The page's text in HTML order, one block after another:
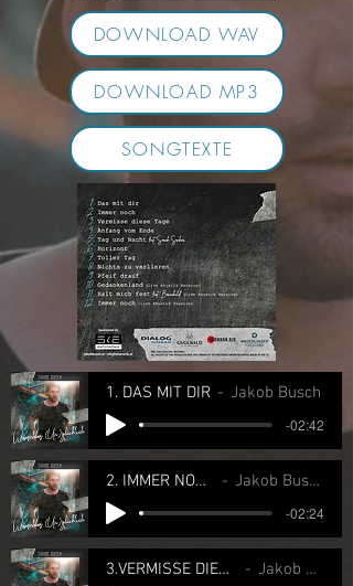
DOWNLOAD WAV
DOWNLOAD MP3
SONGTEXTE
1. DAS MIT DIR Jakob Busch
-02:42
2. IMMER NOCH Jakob Busch
-02:24
3.VERMISSE DIESE TAGE Jakob Busch